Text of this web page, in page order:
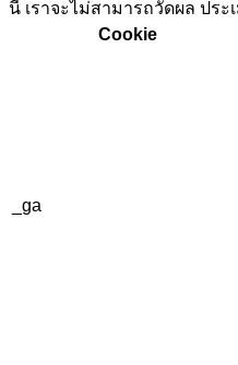
นี้ เราจะไม่สามารถวัดผล ปร
Cookie
_ga